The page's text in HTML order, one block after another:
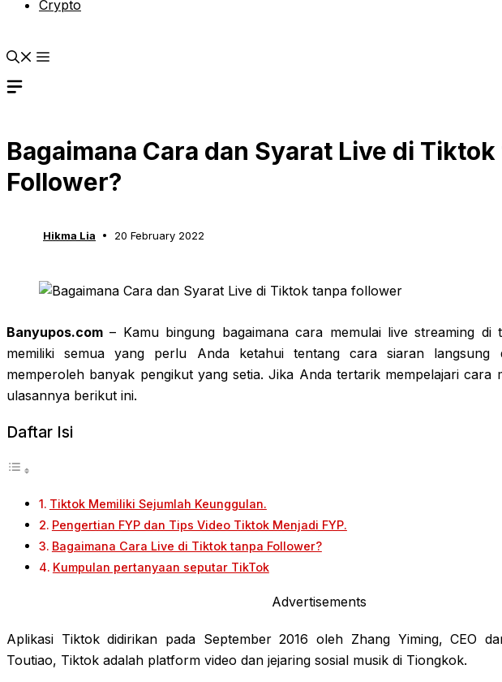
Crypto
Bagaimana Cara dan Syarat Live di
Follower?
Hikma Lia 20 February 2022
Banyupos.com – Kamu bingung bagaimana cara memulai live streaming di
memiliki semua yang perlu Anda ketahui tentang cara siaran
memperoleh banyak pengikut yang setia. Jika Anda tertarik mempelajari cara
ulasannya berikut ini.
Daftar Isi
Tiktok Memiliki Sejumlah Keunggulan.
Pengertian FYP dan Tips Video Tiktok Menjadi FYP.
Bagaimana Cara Live di Tiktok tanpa Follower?
Kumpulan pertanyaan seputar TikTok
Advertisements
Aplikasi Tiktok didirikan pada September 2016 oleh Zhang Yiming, CEO
Toutiao, Tiktok adalah platform video dan jejaring sosial musik di Tiongkok.